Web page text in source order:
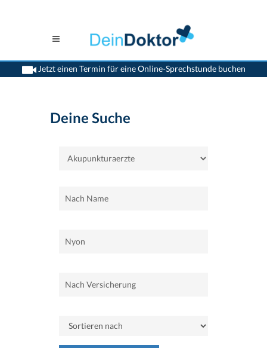
Jetzt einen Termin für eine Online-Sprechstunde buchen
>Home>Nyon>Akupunkturaerzte
Deine Suche